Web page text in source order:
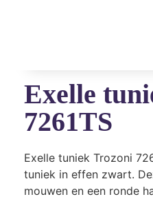
Exelle
7261TS
Exelle tuniek Trozoni
tuniek in effen zwart.
mouwen en een ronde